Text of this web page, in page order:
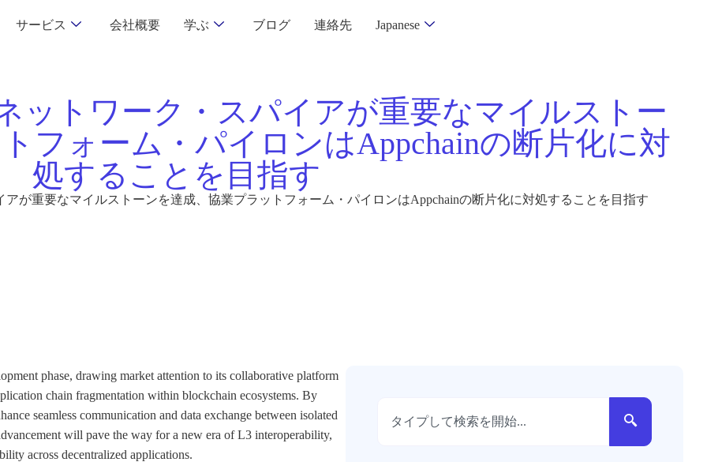
サービス 会社概要 学ぶ ブログ 連絡先 Japanese
ットワーク・スパイアが重要なマイルストー
フォーム・パイロンはAppchainの断片化に対
処することを目指す
が重要なマイルストーンを達成、協業プラットフォーム・パイロンはAppchainの断片化に対処することを目指す
phase, drawing market attention to its collaborative platform
chain fragmentation within blockchain ecosystems. By
seamless communication and data exchange between isolated
will pave the way for a new era of L3 interoperability,
across decentralized applications.